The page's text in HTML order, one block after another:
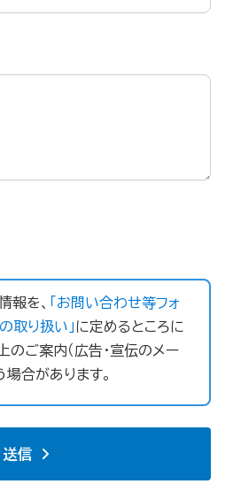
報を、 「お問い合わせ等フォ
取り扱い」に定めるところに
のご案内（広告・宣伝のメー
場合があります。
送信